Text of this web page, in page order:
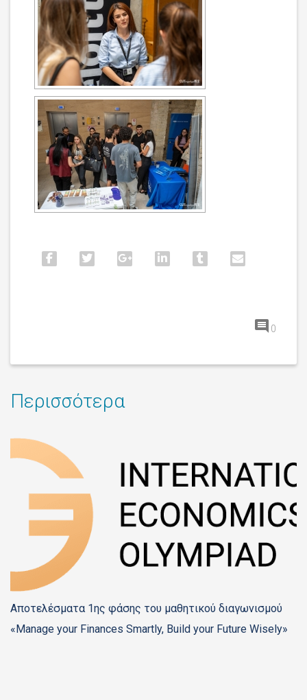
0
Περισσότερα
Αποτελέσματα 1ης φάσης του μαθητικού διαγωνισμού
«Manage your Finances Smartly, Build your Future Wisely»